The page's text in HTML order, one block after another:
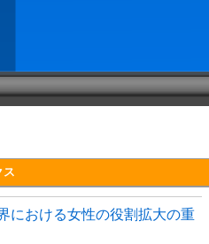
ス
における女性の役割拡大の重